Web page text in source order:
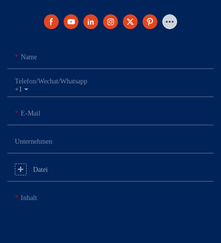
Name
+1
Telefon/Wechat/Whatsapp
E-Mail
Unternehmen
Datei
Inhalt